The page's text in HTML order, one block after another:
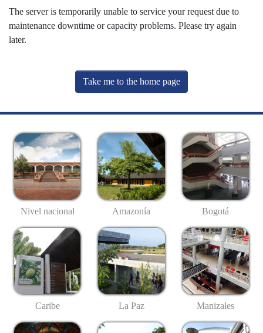
The server is temporarily unable to service your request due to
maintenance downtime or capacity problems. Please try again
later.
Take me to the home page
Nivel nacional Amazonía Bogotá
Caribe La Paz Manizales